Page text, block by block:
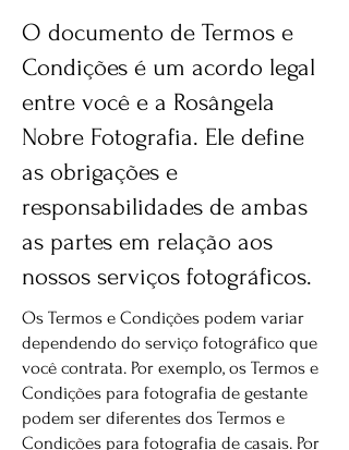
O documento de Termos e
Condições é um acordo legal
entre você e a Rosângela
Nobre Fotografia. Ele define
as obrigações e
responsabilidades de ambas
as partes em relação aos
nossos serviços fotográficos.
Os Termos e Condições podem variar
dependendo do serviço fotográfico que
você contrata. Por exemplo, os Termos e
Condições para fotografia de gestante
podem ser diferentes dos Termos e
Condições para fotografia de casais. Por